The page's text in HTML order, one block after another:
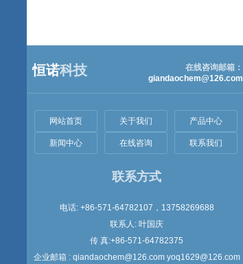
恒诺科技
在线咨询邮箱：
giandaochem@126.com
网站首页 关于我们 产品中心
新闻中心 在线咨询 联系我们
联系方式
电话: +86-571-64782107，13758269688
联系人: 叶国庆
传 真:+86-571-64782375
企业邮箱 : qiandaochem@126.com yoq1629@126.com